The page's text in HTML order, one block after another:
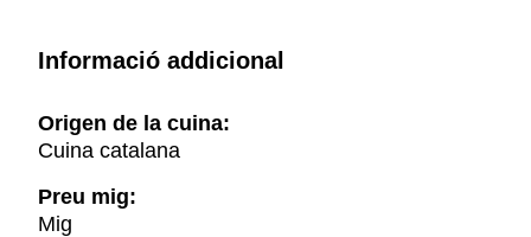
Informació addicional
Origen de la cuina:
Cuina catalana
Preu mig:
Mig